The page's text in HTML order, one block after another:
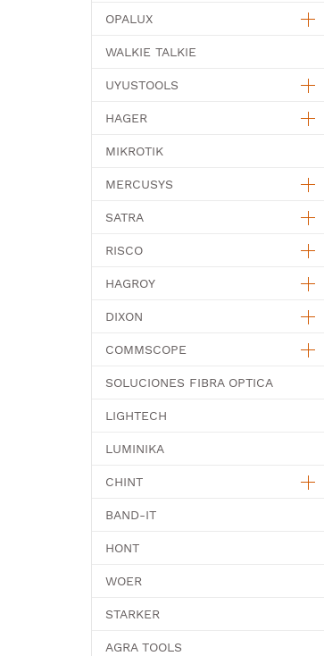
OPALUX
WALKIE TALKIE
UYUSTOOLS
HAGER
MIKROTIK
MERCUSYS
SATRA
RISCO
HAGROY
DIXON
COMMSCOPE
SOLUCIONES FIBRA OPTICA
LIGHTECH
LUMINIKA
CHINT
BAND-IT
HONT
WOER
STARKER
AGRA TOOLS